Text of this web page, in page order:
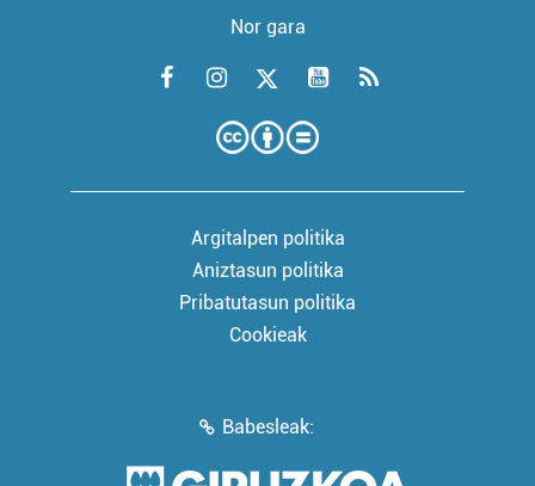
Nor gara
Argitalpen politika
Aniztasun politika
Pribatutasun politika
Cookieak
Babesleak: